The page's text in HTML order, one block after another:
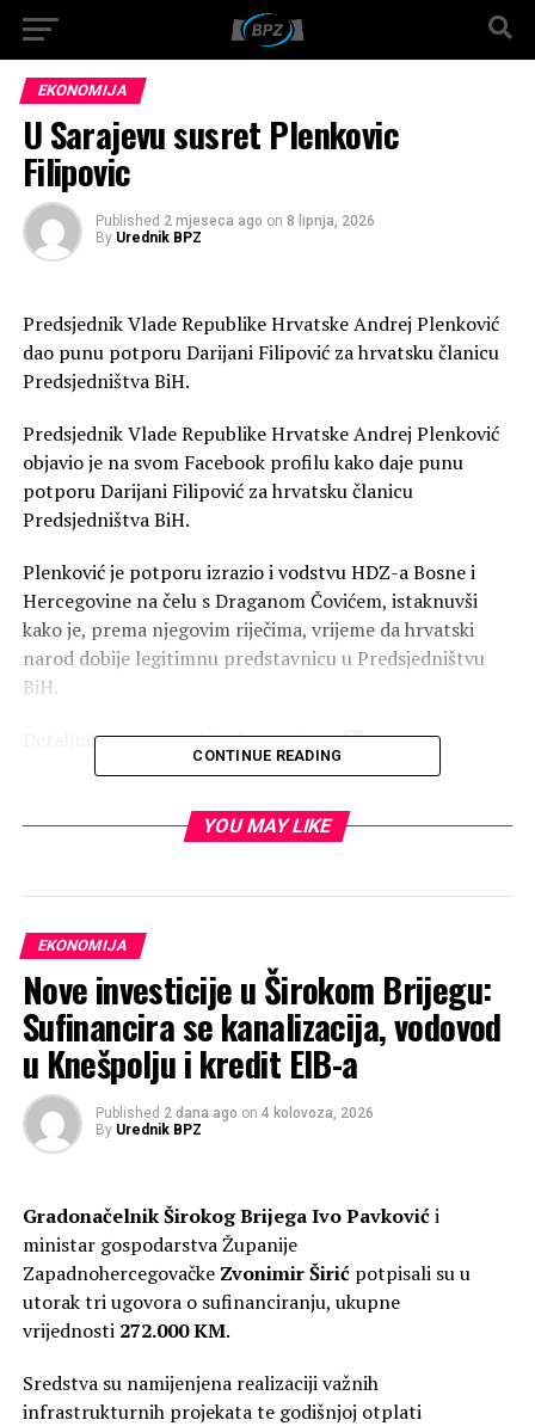
EKONOMIJA
U Sarajevu susret Plenkovic
Filipovic
Published 2 mjeseca ago on 8 lipnja, 2026
By Urednik BPZ
Predsjednik Vlade Republike Hrvatske Andrej Plenković
dao punu potporu Darijani Filipović za hrvatsku članicu
Predsjedništva BiH.
Predsjednik Vlade Republike Hrvatske Andrej Plenković
objavio je na svom Facebook profilu kako daje punu
potporu Darijani Filipović za hrvatsku članicu
Predsjedništva BiH.
Plenković je potporu izrazio i vodstvu HDZ-a Bosne i
Hercegovine na čelu s Draganom Čovićem, istaknuvši
kako je, prema njegovim riječima, vrijeme da hrvatski
narod dobije legitimnu predstavnicu u Predsjedništvu
BiH.
Detaljnije na poveznici u komentaru.
RELATED TOPICS:
ČOVIĆ: Bez legitimnog predstavljanja nema funkcionalne
DON'T MISS
Iz rukopisa ministra MUP-HNZ Marija Marica
CONTINUE READING
YOU MAY LIKE
EKONOMIJA
Nove investicije u Širokom Brijegu:
Sufinancira se kanalizacija, vodovod
u Knešpolju i kredit EIB-a
Published 2 dana ago on 4 kolovoza, 2026
By Urednik BPZ
Gradonačelnik Širokog BrijegaIvo Pavkovići
ministar gospodarstva Županije
Zapadnohercegovačke Zvonimir Širićpotpisali su u
utorak tri ugovora o sufinanciranju, ukupne
vrijednosti 272.000 KM.
Sredstva su namijenjena realizaciji važnih
infrastrukturnih projekata te godišnjoj otplati